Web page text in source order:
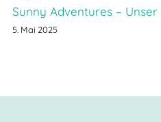
Sunny Adventures –
5. Mai 2025